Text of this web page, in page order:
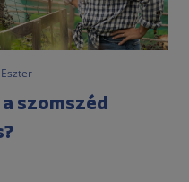
szomszéd